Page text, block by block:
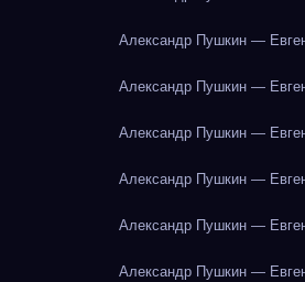
Александр Пушкин —
Александр Пушкин —
Александр Пушкин —
Александр Пушкин —
Александр Пушкин —
Александр Пушкин —